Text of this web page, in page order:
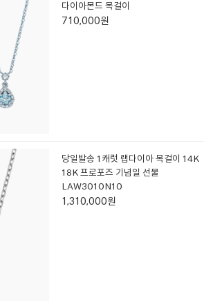
다이아몬드 목걸이
710,000원
당일발송 1캐럿 랩다이아 목걸이 14K
18K 프로포즈 기념일 선물
LAW3010N10
1,310,000원